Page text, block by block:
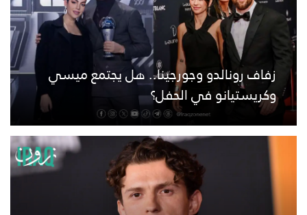
زفاف رونالدو وجورجينا.. هل يجتمع ميسي
وكريستيانو في الحفل؟